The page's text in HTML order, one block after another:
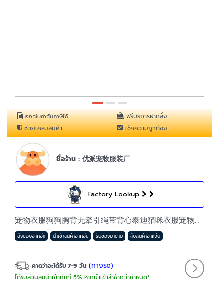
ออกใบกำกับภาษีได้
ฟรีบริการฝากสั่ง
ช่วยเคลมสินค้า
เช็คความถูกต้อง
ชื่อร้าน : 优派宠物服装厂
Factory Lookup
宠物衣服狗狗胸背无牵引绳带背心泰迪猫咪衣服宠物服装22竖条胸背
สั่งของจากจีน นำเข้าสินค้าจากจีน รับของมาขาย สั่งสินค้าจากจีน
คาดว่าจะได้รับ 7-9 วัน (ทางรถ)
ได้รับส่วนลดนำเข้าทันที 5% หากนำเข้าล่าช้ากว่ากำหนด*